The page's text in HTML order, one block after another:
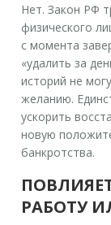
Нет. Закон РФ
физического
с момента
«удалить за
историй не
желанию.
ускорить
новую
банкротства.
РАБОТУ